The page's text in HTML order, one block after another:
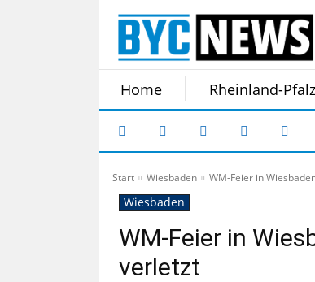
Home Rheinland-Pfalz
Start Wiesbaden WM-Feier in
Wiesbaden
WM-Feier in
verletzt